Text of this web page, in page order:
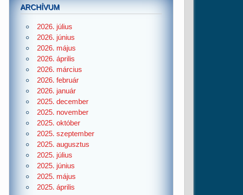
ARCHÍVUM
2026. július
2026. június
2026. május
2026. április
2026. március
2026. február
2026. január
2025. december
2025. november
2025. október
2025. szeptember
2025. augusztus
2025. július
2025. június
2025. május
2025. április